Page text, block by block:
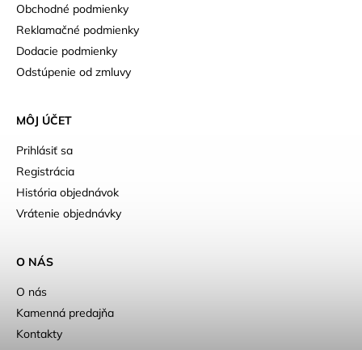
Obchodné podmienky
Reklamačné podmienky
Dodacie podmienky
Odstúpenie od zmluvy
MÔJ ÚČET
Prihlásiť sa
Registrácia
História objednávok
Vrátenie objednávky
O NÁS
O nás
Kamenná predajňa
Kontakty